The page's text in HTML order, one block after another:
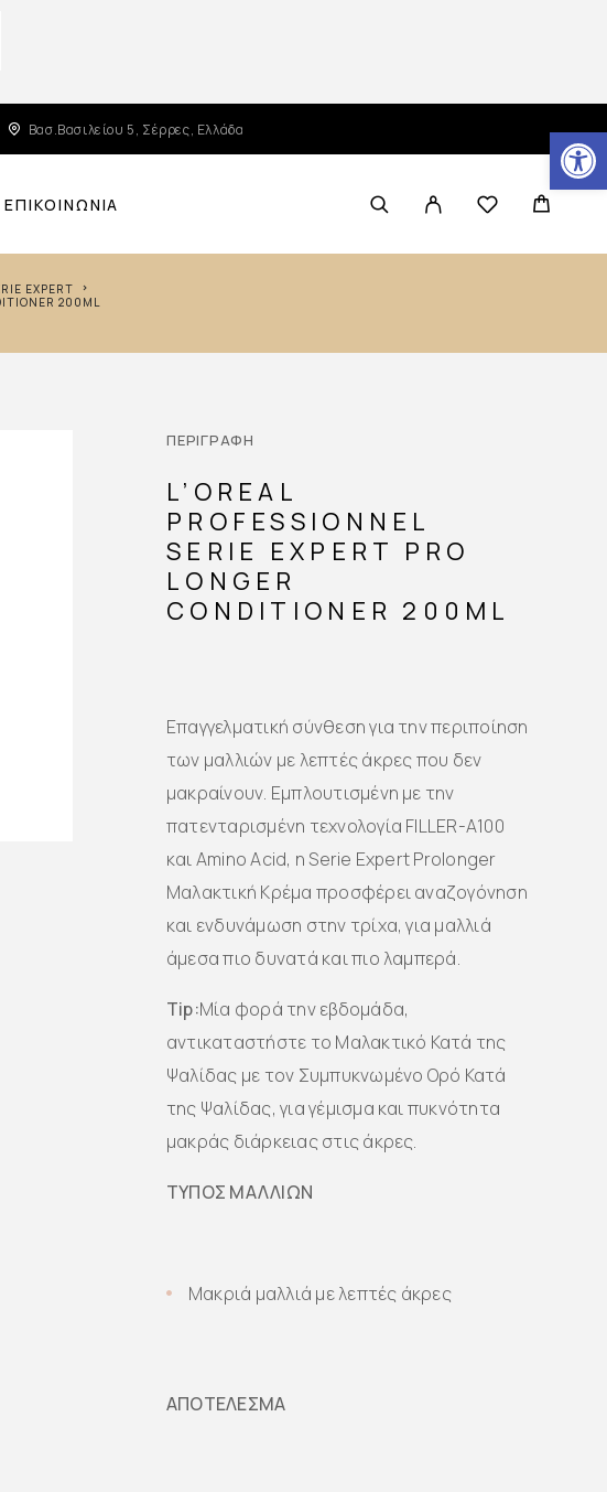
Ανοίξτε τη γραμμή εργαλείων
Βασ.Βασιλείου 5, Σέρρες, Ελλάδα
ΕΠΙΚΟΙΝΩΝΊΑ
EXPERT
200ML
ΠΕΡΙΓΡΑΦΉ
L’OREAL
PROFESSIONNEL
SERIE EXPERT PRO
LONGER
CONDITIONER 200ML
Επαγγελματική σύνθεση για την περιποίηση
των μαλλιών με λεπτές άκρες που δεν
μακραίνουν. Εμπλουτισμένη με την
πατενταρισμένη τεχνολογία FILLER-A100
και Amino Acid, η Serie Expert Prolonger
Μαλακτική Κρέμα προσφέρει αναζογόνηση
και ενδυνάμωση στην τρίχα, για μαλλιά
άμεσα πιο δυνατά και πιο λαμπερά.
Tip:Μία φορά την εβδομάδα,
αντικαταστήστε το Μαλακτικό Κατά της
Ψαλίδας με τον Συμπυκνωμένο Ορό Κατά
της Ψαλίδας, για γέμισμα και πυκνότητα
μακράς διάρκειας στις άκρες.
ΤΥΠΟΣ ΜΑΛΛΙΩΝ
Μακριά μαλλιά με λεπτές άκρες
ΑΠΟΤΕΛΕΣΜΑ